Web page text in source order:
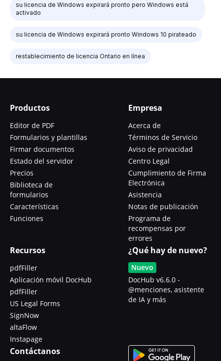
su licencia de Windows expirará pronto pero Windows está
activado
su licencia de Windows expirará pronto Windows 10 pirateado
restablecimiento de licencia Ontario en línea
Productos
Editor de PDF
Formularios y plantillas
Firmar documentos
Estado del servidor
Precios
Biblioteca de
formularios
Características
Funciones
Empresa
Acerca de
Términos de Servicio
Aviso de privacidad
Centro Legal
Cumplimiento de Firma
Electrónica
Asistencia
Notas de publicación
Programa de
recompensas por
errores
Recursos
pdfFiller
Aplicación móvil DocHub
pdfFiller
US Legal Forms
SignNow
altaFlow
Instapage
¿Qué hay de nuevo?
Nuevo
DocHub v6.6.0 -
@menciones, asistente
de IA y más
Contáctanos